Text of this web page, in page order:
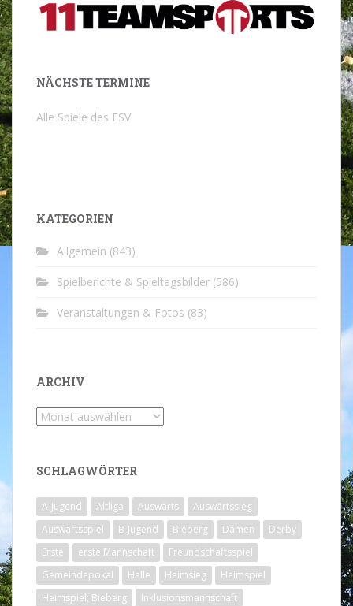
NÄCHSTE TERMINE
Alle Spiele des FSV
KATEGORIEN
Allgemein (843)
Spielberichte & Spieltagsbilder (586)
Veranstaltungen & Fotos (83)
ARCHIV
Archiv
SCHLAGWÖRTER
A-Jugend Altliga Auswärts
Auswärtssieg
Auswärtsspiel
B-Jugend Bieberg Damen
Derby
Erste
erste Mannschaft
Freundschaftsspiel
Gemeindepokal
Halle Heimsieg
Heimspiel
Heimspiel; Bieberg
Inklusionsmannschaft